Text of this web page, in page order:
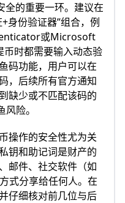
全的重要一环。建议在
身份验证器”组合，例
或Microsoft
时都需要输入动态验
码功能，用户可以在
，后续所有官方通知
缺少或不匹配该码的
险。
操作的安全性尤为关
钥和助记词是财产的
邮件、社交软件（如
式分享给任何人。在
仔细核对前几位与后